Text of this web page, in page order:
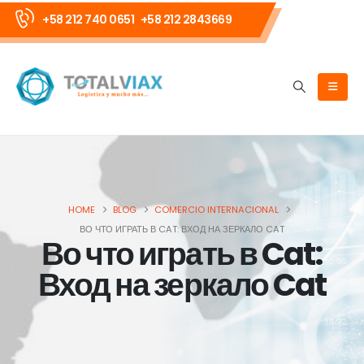
+58 212 740 0651 +58 212 2843669
HOME BLOG
COMERCIO INTERNACIONAL
ВО ЧТО ИГРАТЬ В CAT: ВХОД НА ЗЕРКАЛО CAT
Во что играть в Cat:
Вход на зеркало Cat